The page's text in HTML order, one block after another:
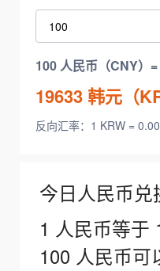
100 人民币（CNY）=
19633韩元（
反向汇率：1 KRW =
今日人民币兑
1 人民币等于
100 人民币可